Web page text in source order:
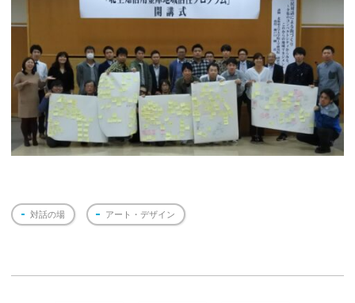
対話の場 アート・デザイン
投